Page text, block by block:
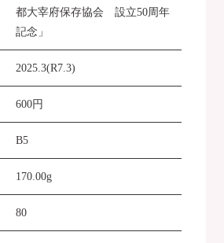
都大宰府保存協会 設立50周年
記念」
2025.3(R7.3)
600円
B5
170.00g
80